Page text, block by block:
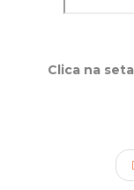
Clica na